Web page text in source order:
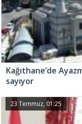
Kağıthane’de
sayıyor
23 Temmuz, 01:25